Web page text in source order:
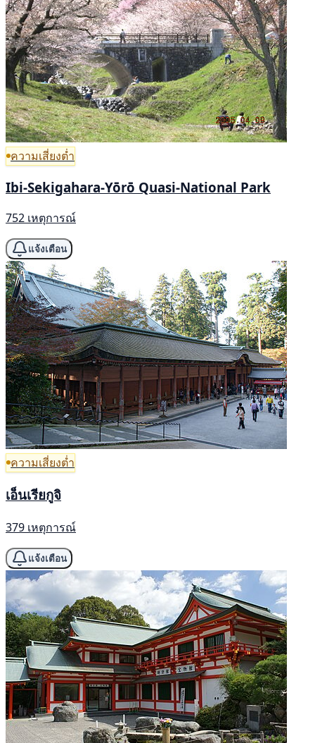
ความเสี่ยงต่ำ
Ibi-Sekigahara-Yōrō Quasi-National Park
752 เหตุการณ์
แจ้งเตือน
ความเสี่ยงต่ำ
เอ็นเรียกูจิ
379 เหตุการณ์
แจ้งเตือน